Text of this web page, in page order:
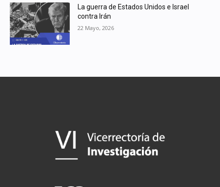
La guerra de Estados Unidos e Israel
contra Irán
22 Mayo, 2026